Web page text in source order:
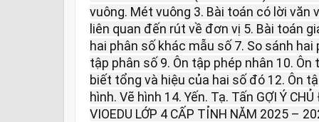
vuông. Mét vuông 3. Bài toán có lời văn
liên quan đến rút về đơn vị 5. Bài toán
hai phân số khác mẫu số 7. So sánh
tập phân số 9. Ôn tập phép nhân 10.
biết tổng và hiệu của hai số đó 12. Ôn
hình. Vẽ hình 14. Yến. Tạ. Tấn GỢI Ý
VIOEDU LỚP 4 CẤP TỈNH NĂM 2025 –